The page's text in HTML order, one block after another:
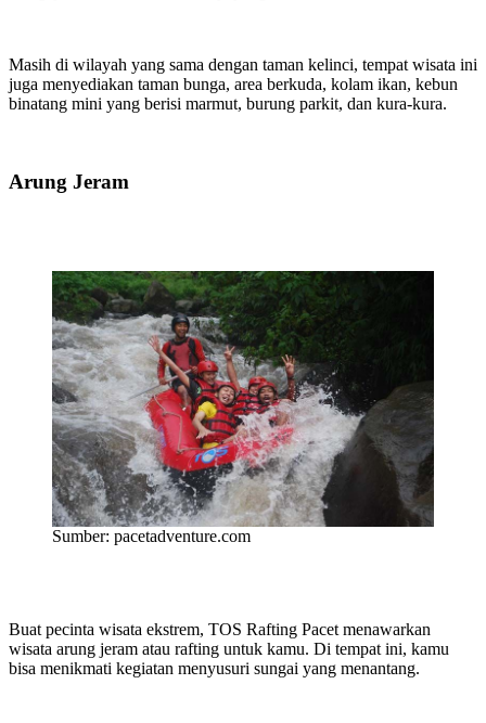
Masih di wilayah yang sama dengan taman kelinci, tempat wisata ini
juga menyediakan taman bunga, area berkuda, kolam ikan, kebun
binatang mini yang berisi marmut, burung parkit, dan kura-kura.
Arung Jeram
Sumber: pacetadventure.com
Buat pecinta wisata ekstrem, TOS Rafting Pacet menawarkan
wisata arung jeram atau rafting untuk kamu. Di tempat ini, kamu
bisa menikmati kegiatan menyusuri sungai yang menantang.